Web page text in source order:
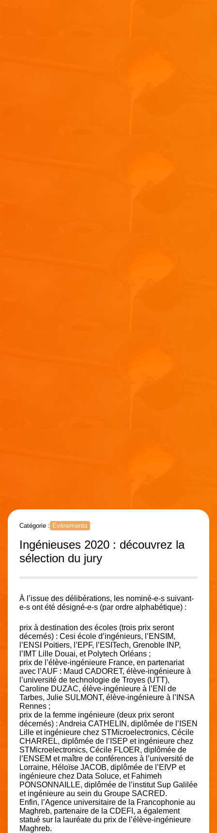
Catégorie : Evènements
Ingénieuses 2020 : découvrez la
sélection du jury
À l’issue des délibérations, les nominé-e-s suivant-
e-s ont été désigné-e-s (par ordre alphabétique) :
prix à destination des écoles (trois prix seront
décernés) : Cesi école d’ingénieurs, l’ENSIM,
l’ENSI Poitiers, l’EPF, l’ESITech, Grenoble INP,
l’IMT Lille Douai, et Polytech Orléans ;
prix de l’élève-ingénieure France, en partenariat
avec l’AUF : Maud CADORET, élève-ingénieure à
l’université de technologie de Troyes (UTT),
Caroline DUZAC, élève-ingénieure à l’ENI de
Tarbes, Julie SULMONT, élève-ingénieure à l’INSA
Rennes ;
prix de la femme ingénieure (deux prix seront
décernés) : Andreia CATHELIN, diplômée de l’ISEN
Lille et ingénieure chez STMicroelectronics, Cécile
CHARREL, diplômée de l’ISEP et ingénieure chez
STMicroelectronics, Cécile FLOER, diplômée de
l’ENSEM et maître de conférences à l’université de
Lorraine, Héloïse JACOB, diplômée de l’EIVP et
ingénieure chez Data Soluce, et Fahimeh
PONSONNAILLE, diplômée de l’institut Sup Galilée
et ingénieure au sein du Groupe SACRED.
Enfin, l’Agence universitaire de la Francophonie au
Maghreb, partenaire de la CDEFI, a également
statué sur la lauréate du prix de l’élève-ingénieure
Maghreb.